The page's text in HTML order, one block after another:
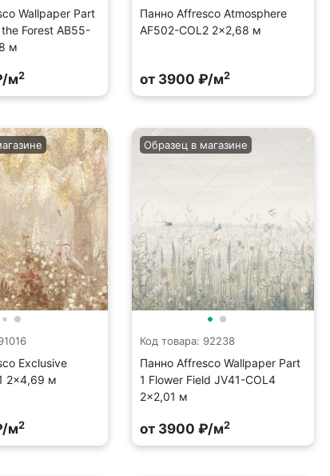
Wallpaper Part
Forest AB55-
м
м2
Панно Affresco Atmosphere
AF502-COL2 2x2,68 м
от 3900 ₽/м2
Exclusive
2x4,69 м
м2
Код товара: 92238
Панно Affresco Wallpaper Part
1 Flower Field JV41-COL4
2x2,01 м
Образец в магазине
от 3900 ₽/м2